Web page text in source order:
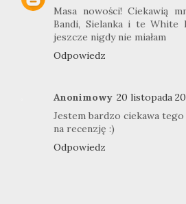
Masa nowości! Ciekawią
Bandi, Sielanka i te
jeszcze nigdy nie miałam
Odpowiedz
Anonimowy 20 listopada
Jestem bardzo ciekawa tego
na recenzję :)
Odpowiedz